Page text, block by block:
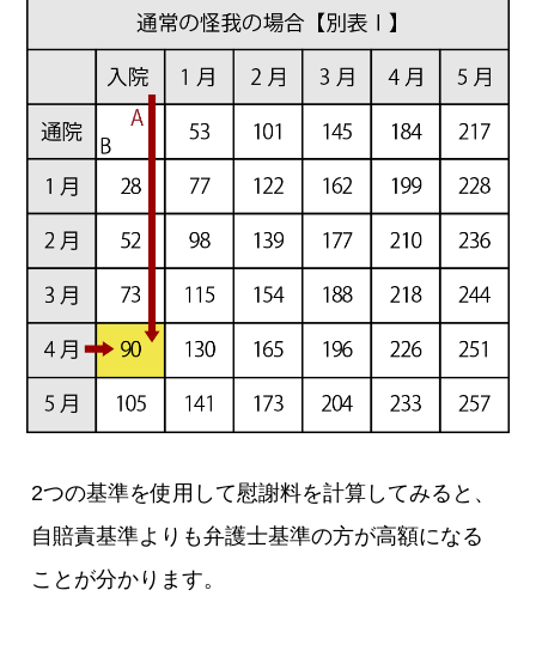
2つの基準を使用して慰謝料を計算してみると、
自賠責基準よりも弁護士基準の方が高額になる
ことが分かります。